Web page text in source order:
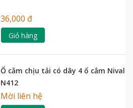
36,000 đ
Giỏ hàng
Ổ cắm chịu tải có dây 4 ổ cắm Nival
N412
Mời liên hệ